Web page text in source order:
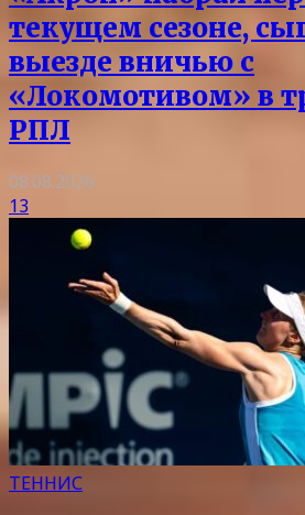
текущем сезоне,
выезде вничью с
«Локомотивом» в
РПЛ
08.08.2026
13
ТЕННИС